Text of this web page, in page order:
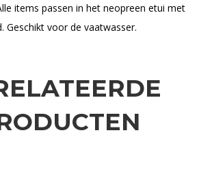
items passen in het neopreen etui met
Geschikt voor de vaatwasser.